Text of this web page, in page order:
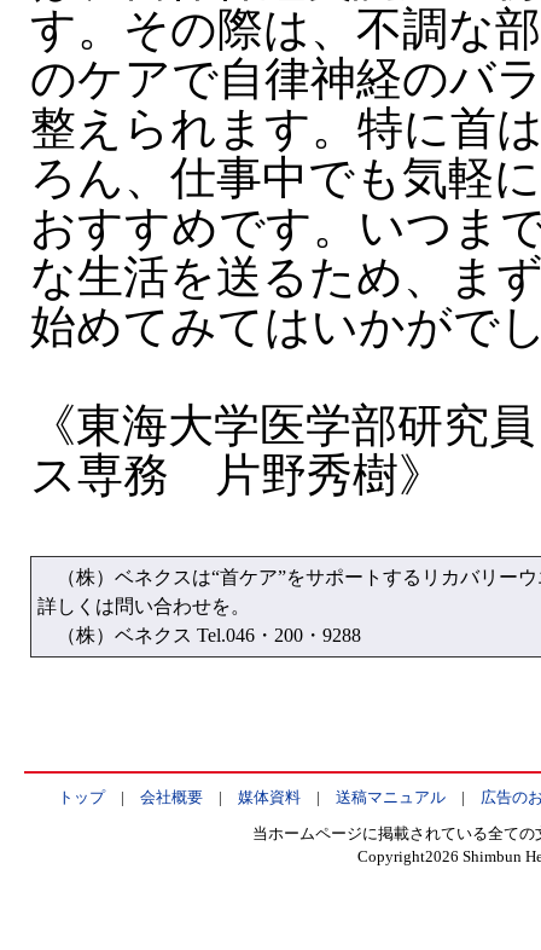
す。その際は、不調な
のケアで自律神経のバ
整えられます。特に首
ろん、仕事中でも気軽
おすすめです。いつま
な生活を送るため、ま
始めてみてはいかがで
《東海大学医学部研究
ス専務 片野秀樹》
（株）ベネクスは“首ケア”をサポートするリカバリー
詳しくは問い合わせを。
（株）ベネクス Tel.046・200・9288
トップ| 会社概要| 媒体資料| 送稿マニュアル| 広告の
当ホームページに掲載されている全て
Copyright2026 Shimbun